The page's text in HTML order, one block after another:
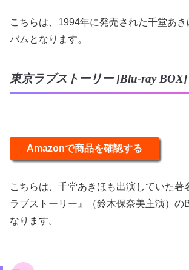
こちらは、1994年に発売された千堂あ
バムとなります。
東京ラブストーリー [Blu-ray BOX]
Amazonで商品を確認する
こちらは、千堂あきほも出演していた著
ラブストーリー』（鈴木保奈美主演）の
なります。